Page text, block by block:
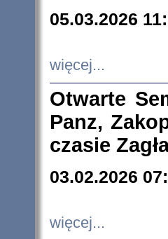
05.03.2026
więcej...
Otwarte
Panz,
czasie
03.02.2026
więcej...